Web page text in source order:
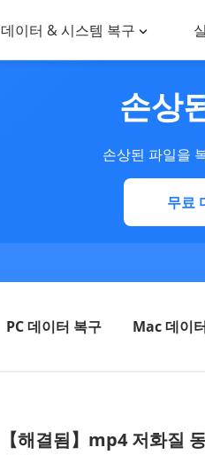
데이터 & 시스템 복구
손상
손상된 파일을
무료
PC 데이터 복구 Mac 데이
【해결됨】mp4 저화질